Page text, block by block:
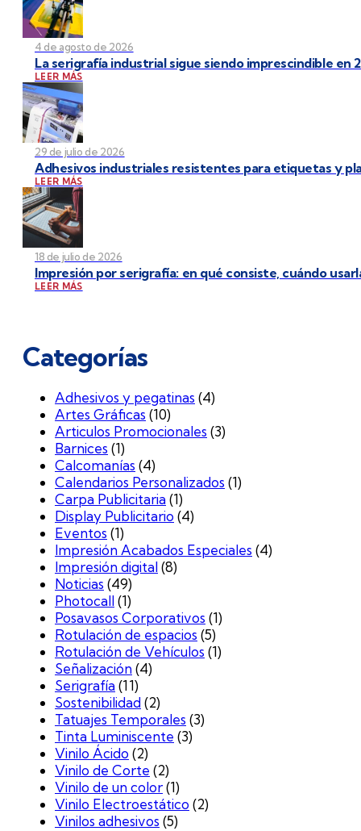
4 de agosto de 2026
La serigrafía industrial sigue siendo imprescindible en
LEER MÁS
29 de julio de 2026
Adhesivos industriales resistentes para etiquetas y
LEER MÁS
18 de julio de 2026
Impresión por serigrafía: en qué consiste, cuándo
LEER MÁS
Categorías
Adhesivos y pegatinas (4)
Artes Gráficas (10)
Articulos Promocionales (3)
Barnices (1)
Calcomanías (4)
Calendarios Personalizados (1)
Carpa Publicitaria(1)
Display Publicitario (4)
Eventos (1)
Impresión Acabados Especiales (4)
Impresión digital(8)
Noticias (49)
Photocall(1)
Posavasos Corporativos (1)
Rotulación de espacios (5)
Rotulación de Vehículos (1)
Señalización(4)
Serigrafía(11)
Sostenibilidad(2)
Tatuajes Temporales (3)
Tinta Luminiscente (3)
Vinilo Ácido (2)
Vinilo de Corte (2)
Vinilo de un color(1)
Vinilo Electroestático (2)
Vinilos adhesivos (5)